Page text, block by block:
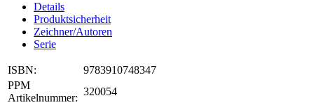
Details
Produktsicherheit
Zeichner/Autoren
Serie
ISBN:
9783910748347
PPM
Artikelnummer:
320054